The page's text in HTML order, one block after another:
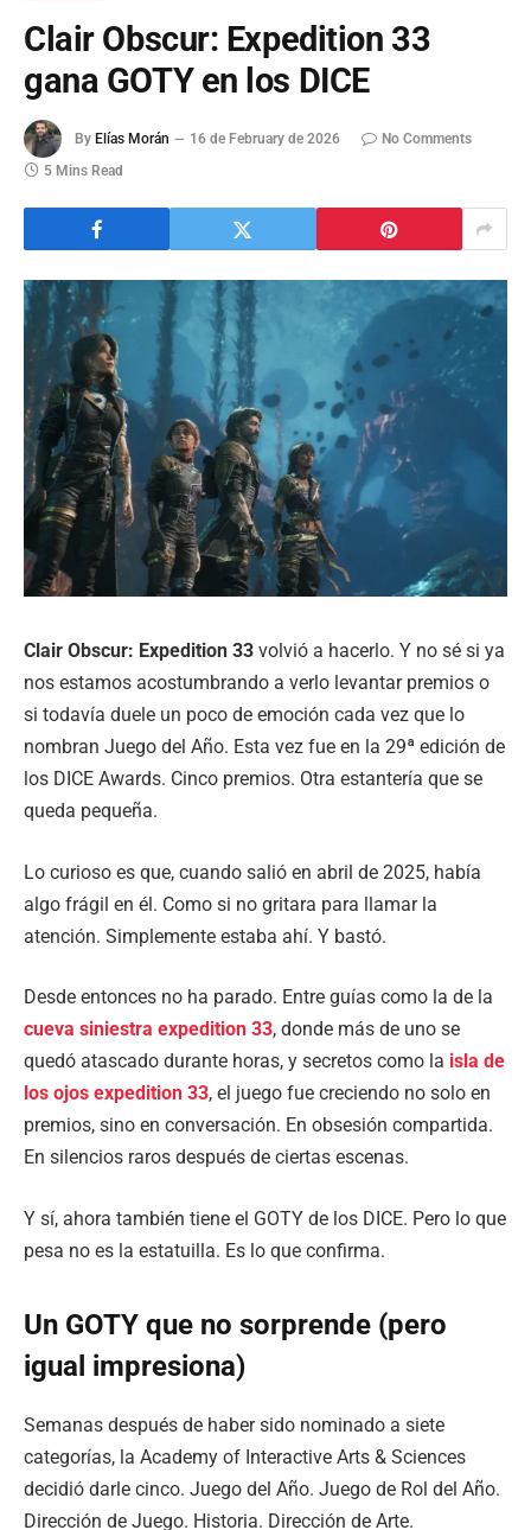
Clair Obscur: Expedition 33
gana GOTY en los DICE
By Elías Morán 16 de February de 2026
No Comments
5 Mins Read
Clair Obscur: Expedition 33 volvió a hacerlo. Y no sé si ya
nos estamos acostumbrando a verlo levantar premios o
si todavía duele un poco de emoción cada vez que lo
nombran Juego del Año. Esta vez fue en la 29ª edición de
los DICE Awards. Cinco premios. Otra estantería que se
queda pequeña.
Lo curioso es que, cuando salió en abril de 2025, había
algo frágil en él. Como si no gritara para llamar la
atención. Simplemente estaba ahí. Y bastó.
Desde entonces no ha parado. Entre guías como la de la
cueva siniestra expedition 33, donde más de uno se
quedó atascado durante horas, y secretos como la isla de
los ojos expedition 33, el juego fue creciendo no solo en
premios, sino en conversación. En obsesión compartida.
En silencios raros después de ciertas escenas.
Y sí, ahora también tiene el GOTY de los DICE. Pero lo que
pesa no es la estatuilla. Es lo que confirma.
Un GOTY que no sorprende (pero
igual impresiona)
Semanas después de haber sido nominado a siete
categorías, la Academy of Interactive Arts & Sciences
decidió darle cinco. Juego del Año. Juego de Rol del Año.
Dirección de Juego. Historia. Dirección de Arte.